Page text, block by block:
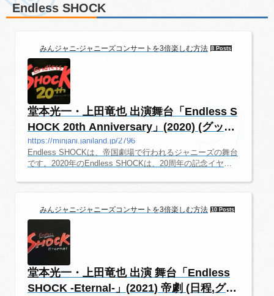
Endless SHOCK
みんジャニ-ジャニーズコンサートを3倍楽しむ方法 8 Posts
堂本光一・上田竜也 出演舞台「Endless S
HOCK 20th Anniversary」(2020) (グッ
ズ,...
https://minjani.janiland.jp/2796
Endless SHOCKは、帝国劇場で行われるジャニーズの舞台
です。2020年のEndless SHOCKは、20周年の記念イヤー
ですね。ここでは、初心者でも楽しめるように、舞台の情
sary 日程・詳細情報新型コロナウイルス感染の拡大に伴う
ジャニーズグループ公演に関するお知らせこちらのページ
オフィシャルサイトEndless SHOCK オフィシャルサイ
ト。東宝の公式YouTubeチャンネル「Toh...
みんジャニ-ジャニーズコンサートを3倍楽しむ方法 10 Posts
堂本光一・上田竜也 出演 舞台「Endless
SHOCK -Eternal-」(2021) 帝劇 (日程,グ